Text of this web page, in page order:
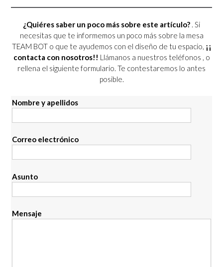
¿Quiéres saber un poco más sobre este artículo? . Si
necesitas que te informemos un poco más sobre la mesa
TEAM BOT o que te ayudemos con el diseño de tu espacio, ¡¡
contacta con nosotros!! Llámanos a nuestros teléfonos , o
rellena el siguiente formulario. Te contestaremos lo antes
posible.
Nombre y apellidos
Correo electrónico
Asunto
Mensaje